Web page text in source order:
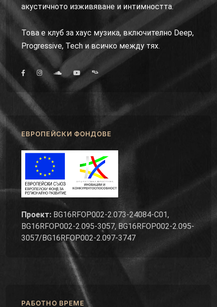
акустичното изживяване и интимността.
Това е клуб за хаус музика, включително Deep,
Progressive, Tech и всичко между тях.
ЕВРОПЕЙСКИ ФОНДОВЕ
Проект: BG16RFOP002-2.073-24084-C01,
BG16RFOP002-2.095-3057, BG16RFOP002-2.095-
3057/BG16RFOP002-2.097-3747
РАБОТНО ВРЕМЕ